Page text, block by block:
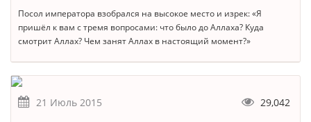
Посол императора взобрался на высокое место и изрек: «Я
пришёл к вам с тремя вопросами: что было до Аллаха? Куда
смотрит Аллах? Чем занят Аллах в настоящий момент?»
21 Июль 2015 29,042